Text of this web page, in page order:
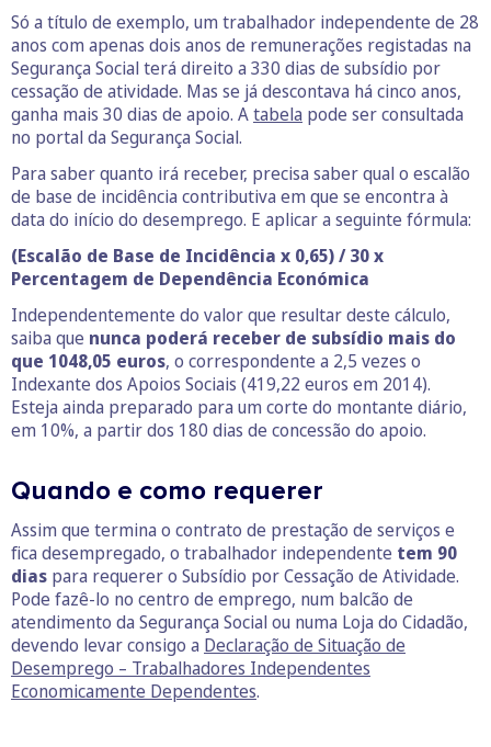
Só a título de exemplo, um trabalhador independente de 28
anos com apenas dois anos de remunerações registadas na
Segurança Social terá direito a 330 dias de subsídio por
cessação de atividade. Mas se já descontava há cinco anos,
ganha mais 30 dias de apoio. Atabela pode ser consultada
no portal da Segurança Social.
Para saber quanto irá receber, precisa saber qual o escalão
de base de incidência contributiva em que se encontra à
data do início do desemprego. E aplicar a seguinte fórmula:
(Escalão de Base de Incidência x 0,65) / 30 x
Percentagem de Dependência Económica
Independentemente do valor que resultar deste cálculo,
saiba que nunca poderá receber de subsídio mais do
que 1048,05 euros, o correspondente a 2,5 vezes o
Indexante dos Apoios Sociais (419,22 euros em 2014).
Esteja ainda preparado para um corte do montante diário,
em 10%, a partir dos 180 dias de concessão do apoio.
Quando e como requerer
Assim que termina o contrato de prestação de serviços e
fica desempregado, o trabalhador independente tem 90
dias para requerer o Subsídio por Cessação de Atividade.
Pode fazê-lo no centro de emprego, num balcão de
atendimento da Segurança Social ou numa Loja do Cidadão,
devendo levar consigo a Declaração de Situação de
Desemprego – Trabalhadores Independentes
Economicamente Dependentes.